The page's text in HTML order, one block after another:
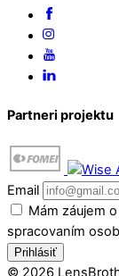
Partneri projektu
Email
Mám záujem
spracovaním
Prihlásiť
© 2026